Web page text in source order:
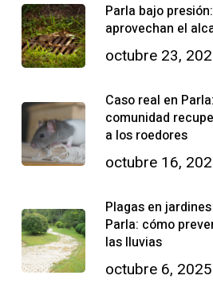
Parla bajo
aprovechan el
octubre 23,
Caso real en
comunidad
a los roedores
octubre 16,
Plagas en
Parla: cómo
las lluvias
octubre 6, 2025